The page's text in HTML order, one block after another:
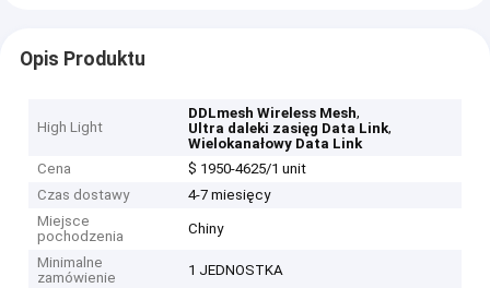
Opis Produktu
High Light
DDLmesh Wireless Mesh,
Ultra daleki zasięg Data Link,
Wielokanałowy Data Link
Cena
$ 1950-4625/1 unit
Czas dostawy
4-7 miesięcy
Miejsce
pochodzenia
Chiny
Minimalne
zamówienie
1 JEDNOSTKA